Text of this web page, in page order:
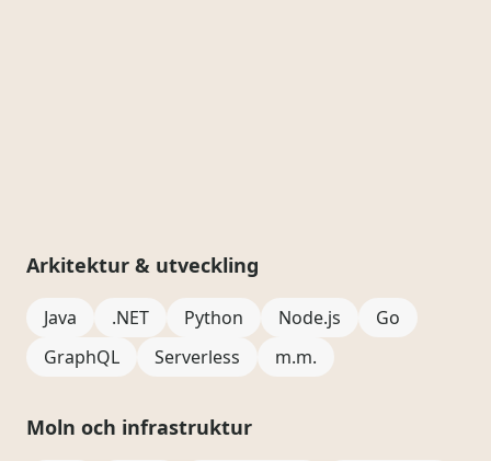
Arkitektur & utveckling
Java .NET Python Node.js
Go
GraphQL
Serverless m.m.
Moln och infrastruktur